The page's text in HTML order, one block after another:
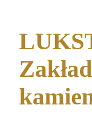
Zakład